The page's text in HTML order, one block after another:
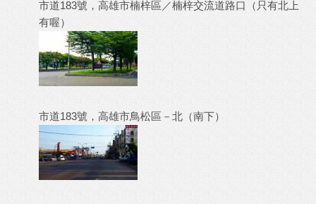
市道183號，高雄市楠梓區／楠梓交流道路口（只有北上
有喔）
市道183號，高雄市鳥松區－北（南下）